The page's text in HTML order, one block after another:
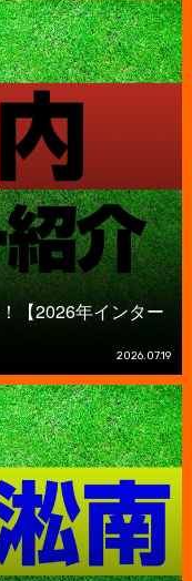
【2026年インター
2026.07.19